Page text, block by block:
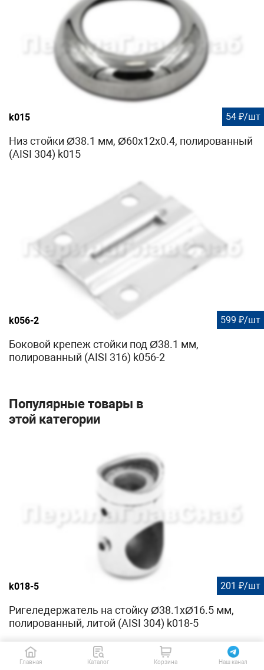
k015 54 ₽/шт
Низ стойки Ø38.1 мм, Ø60х12х0.4, полированный
(AISI 304) k015
k056-2 599 ₽/шт
Боковой крепеж стойки под Ø38.1 мм,
полированный (AISI 316) k056-2
Популярные товары в
этой категории
k018-5 201 ₽/шт
Ригеледержатель на стойку Ø38.1хØ16.5 мм,
полированный, литой (AISI 304) k018-5
Главная Каталог Корзина Наш канал